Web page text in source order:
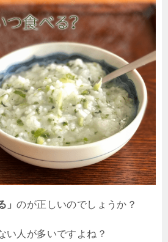
」のが正しいのでしょうか？
い人が多いですよね？